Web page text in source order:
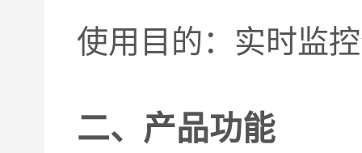
使用目的：实时监
二、 产品功能